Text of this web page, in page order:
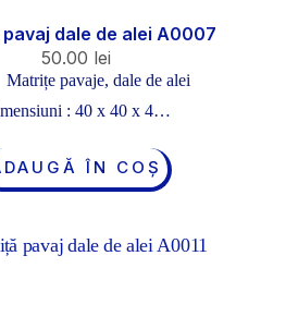
dale de alei A0007
50.00 lei
Matrițe pavaje, dale de alei
: 40 x 40 x 4…
ÎN COȘ